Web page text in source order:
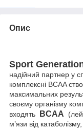
Опис
Sport
надійний партнер у
комплексні BCAA
максимальних
своєму організму
входять
BCAA
м’язи від